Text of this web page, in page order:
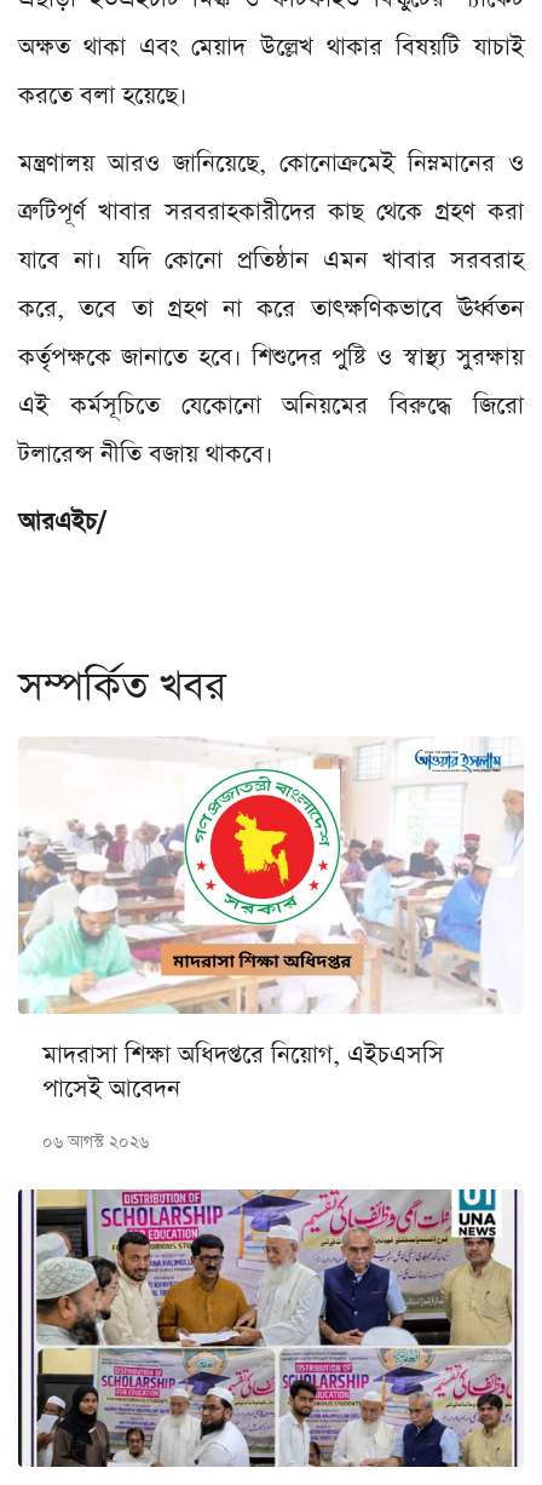
অক্ষত থাকা এবং মেয়াদ উল্লেখ থাকার বিষয়টি যাচাই
করতে বলা হয়েছে।
মন্ত্রণালয় আরও জানিয়েছে, কোনোক্রমেই নিম্নমানের ও
ত্রুটিপূর্ণ খাবার সরবরাহকারীদের কাছ থেকে গ্রহণ করা
যাবে না। যদি কোনো প্রতিষ্ঠান এমন খাবার সরবরাহ
করে, তবে তা গ্রহণ না করে তাৎক্ষণিকভাবে ঊর্ধ্বতন
কর্তৃপক্ষকে জানাতে হবে। শিশুদের পুষ্টি ও স্বাস্থ্য সুরক্ষায়
এই কর্মসূচিতে যেকোনো অনিয়মের বিরুদ্ধে জিরো
টলারেন্স নীতি বজায় থাকবে।
আরএইচ/
সম্পর্কিত খবর
মাদরাসা শিক্ষা অধিদপ্তরে নিয়োগ, এইচএসসি
পাসেই আবেদন
০৬ আগস্ট ২০২৬